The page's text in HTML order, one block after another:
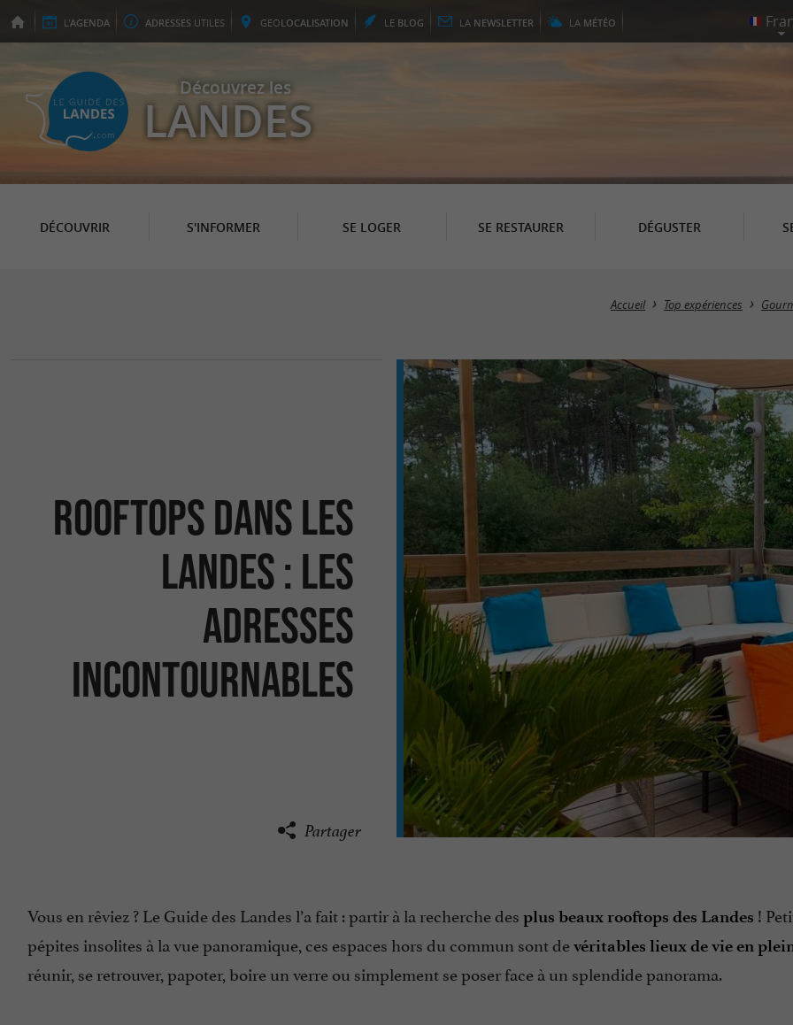
L'AGENDA ADRESSES UTILES GEOLOCALISATION LE BLOG LA NEWSLETTER LA MÉTÉO
Découvrez les
LANDES
DÉCOUVRIR S'INFORMER SE LOGER SE RESTAURER DÉGUSTER
Accueil Top expériences
Rooftops dans les
Landes : les
adresses
incontournables
Partager
Vous en rêviez ? Le Guide des Landes l’a fait : partir à la recherche des plus beaux rooftops des Landes !
pépites insolites à la vue panoramique, ces espaces hors du commun sont devéritables lieux de vie en
réunir, se retrouver, papoter, boire un verre ou simplement se poser face à un splendide panorama.